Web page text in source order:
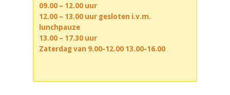
09.00 – 12.00 uur
12.00 – 13.00 uur gesloten i.v.m.
lunchpauze
13.00 – 17.30 uur
Zaterdag van 9.00-12.00 13.00-16.00